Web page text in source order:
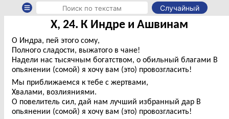
Случайный
X, 24. К Индре и Ашвинам
О Индра, пей этого сому,
Полного сладости, выжатого в чане!
Надели нас тысячным богатством, о обильный благами В
опьянении (сомой) я хочу вам (это) провозгласить!
Мы приближаемся к тебе с жертвами,
Хвалами, возлияниями.
О повелитель сил, дай нам лучший избранный дар В
опьянении (сомой) я хочу вам (это) провозгласить!